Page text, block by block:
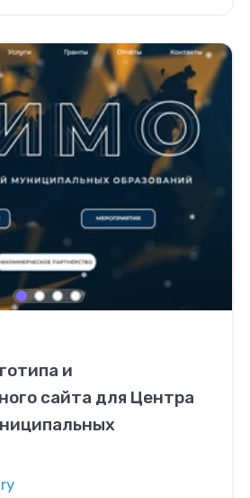
и
сайта для Центра